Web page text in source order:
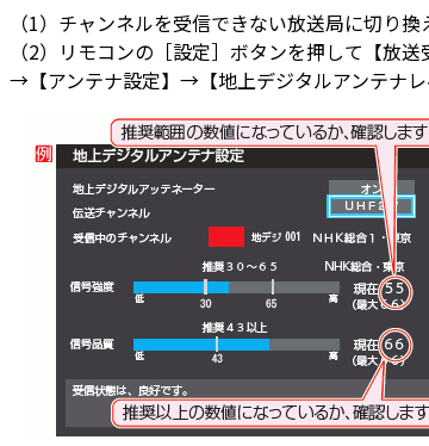
（1）チャンネルを受信できない放送局に切り換
（2）リモコンの［設定］ボタンを押して【放
→【アンテナ設定】→【地上デジタルアンテナレ